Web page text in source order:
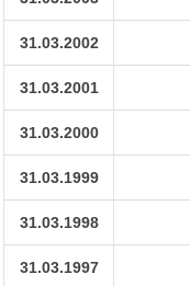
31.03.2002
31.03.2001
31.03.2000
31.03.1999
31.03.1998
31.03.1997